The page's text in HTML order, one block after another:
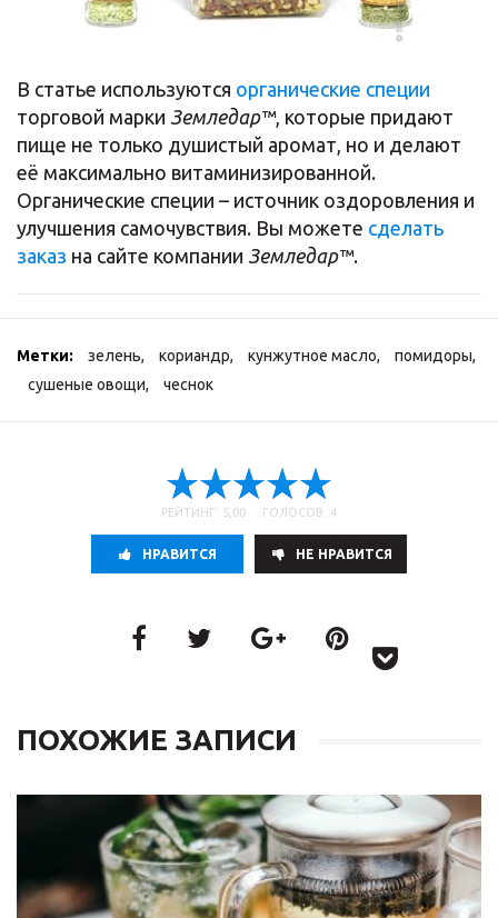
В статье используются органические специи
торговой марки Земледар™, которые придают
пище не только душистый аромат, но и делают
её максимально витаминизированной.
Органические специи – источник оздоровления и
улучшения самочувствия. Вы можете сделать
заказ на сайте компании Земледар™.
Метки: зелень, кориандр, кунжутное масло, помидоры,
сушеные овощи, чеснок
РЕЙТИНГ: 5,00 ГОЛОСОВ: 4
НРАВИТСЯ НE НРАВИТСЯ
ПОХОЖИЕ ЗАПИСИ